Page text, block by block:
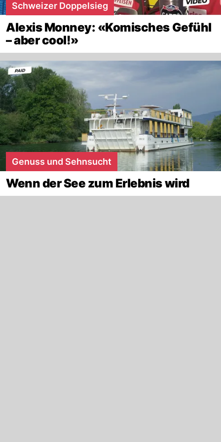
Schweizer Doppelsieg
Alexis Monney: «Komisches Gefühl
– aber cool!»
Genuss und Sehnsucht
Wenn der See zum Erlebnis wird